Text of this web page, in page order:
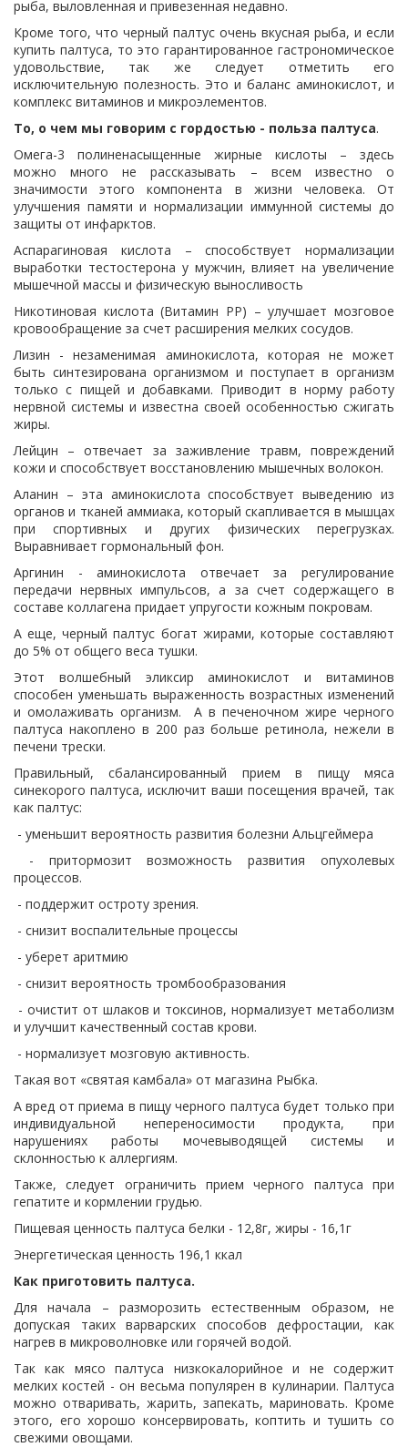
рыба, выловленная и привезенная недавно.
Кроме того, что черный палтус очень вкусная рыба, и если
купить палтуса, то это гарантированное гастрономическое
удовольствие, так же следует отметить его
исключительную полезность. Это и баланс аминокислот, и
комплекс витаминов и микроэлементов.
То, о чем мы говорим с гордостью - польза палтуса.
Омега-3 полиненасыщенные жирные кислоты – здесь
можно много не рассказывать – всем известно о
значимости этого компонента в жизни человека. От
улучшения памяти и нормализации иммунной системы до
защиты от инфарктов.
Аспарагиновая кислота – способствует нормализации
выработки тестостерона у мужчин, влияет на увеличение
мышечной массы и физическую выносливость
Никотиновая кислота (Витамин РР) – улучшает мозговое
кровообращение за счет расширения мелких сосудов.
Лизин - незаменимая аминокислота, которая не может
быть синтезирована организмом и поступает в организм
только с пищей и добавками. Приводит в норму работу
нервной системы и известна своей особенностью сжигать
жиры.
Лейцин – отвечает за заживление травм, повреждений
кожи и способствует восстановлению мышечных волокон.
Аланин – эта аминокислота способствует выведению из
органов и тканей аммиака, который скапливается в мышцах
при спортивных и других физических перегрузках.
Выравнивает гормональный фон.
Аргинин - аминокислота отвечает за регулирование
передачи нервных импульсов, а за счет содержащего в
составе коллагена придает упругости кожным покровам.
А еще, черный палтус богат жирами, которые составляют
до 5% от общего веса тушки.
Этот волшебный эликсир аминокислот и витаминов
способен уменьшать выраженность возрастных изменений
и омолаживать организм. А в печеночном жире черного
палтуса накоплено в 200 раз больше ретинола, нежели в
печени трески.
Правильный, сбалансированный прием в пищу мяса
синекорого палтуса, исключит ваши посещения врачей, так
как палтус:
- уменьшит вероятность развития болезни Альцгеймера
- притормозит возможность развития опухолевых
процессов.
- поддержит остроту зрения.
- снизит воспалительные процессы
- уберет аритмию
- снизит вероятность тромбообразования
- очистит от шлаков и токсинов, нормализует метаболизм
и улучшит качественный состав крови.
- нормализует мозговую активность.
Такая вот «святая камбала» от магазина Рыбка.
А вред от приема в пищу черного палтуса будет только при
индивидуальной непереносимости продукта, при
нарушениях работы мочевыводящей системы и
склонностью к аллергиям.
Также, следует ограничить прием черного палтуса при
гепатите и кормлении грудью.
Пищевая ценность палтуса белки - 12,8г, жиры - 16,1г
Энергетическая ценность 196,1 ккал
Как приготовить палтуса.
Для начала – разморозить естественным образом, не
допуская таких варварских способов дефростации, как
нагрев в микроволновке или горячей водой.
Так как мясо палтуса низкокалорийное и не содержит
мелких костей - он весьма популярен в кулинарии. Палтуса
можно отваривать, жарить, запекать, мариновать. Кроме
этого, его хорошо консервировать, коптить и тушить со
свежими овощами.